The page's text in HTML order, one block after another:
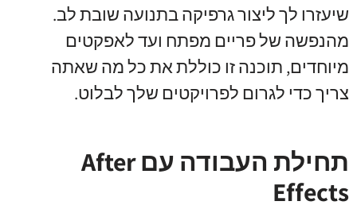
שיעזרו לך ליצור גרפיקה בתנועה שובת לב.
מהנפשה של פריים מפתח ועד לאפקטים
מיוחדים, תוכנה זו כוללת את כל מה שאתה
צריך כדי לגרום לפרויקטים שלך לבלוט.
תחילת העבודה עם After
Effects